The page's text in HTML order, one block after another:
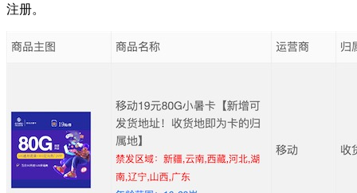
注册。